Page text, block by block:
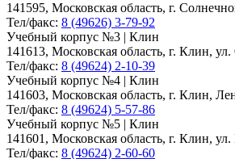
141595, Московская область, г.
Тел/факс: 8 (49626) 3-79-92
Учебный корпус №3 | Клин
141613, Московская область, г. Клин,
Тел/факс: 8 (49624) 2-10-39
Учебный корпус №4 | Клин
141603, Московская область, г. Клин,
Тел/факс: 8 (49624) 5-57-86
Учебный корпус №5 | Клин
141601, Московская область, г. Клин,
Тел/факс: 8 (49624) 2-60-60